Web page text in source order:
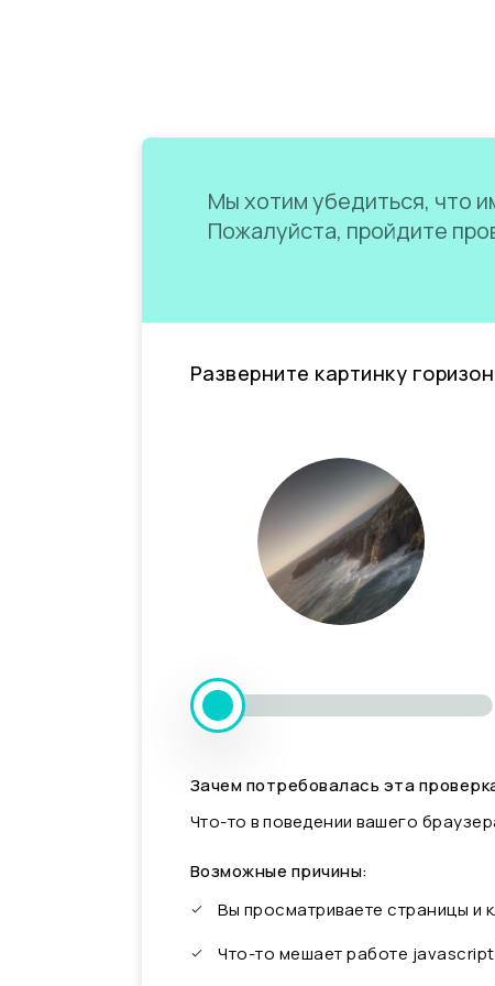
Мы хотим убедиться, что
Пожалуйста, пройдите
Разверните картинку
Зачем потребовалась эта
Что-то в поведении вашего
Возможные причины:
Вы просматриваете страницы
Что-то мешает работе